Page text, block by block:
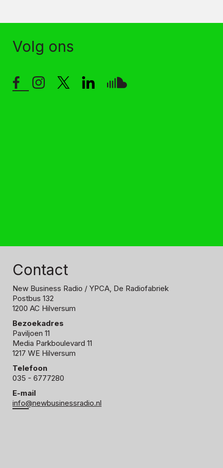
Volg ons
Contact
New Business Radio / YPCA, De Radiofabriek
Postbus 132
1200 AC Hilversum
Bezoekadres
Paviljoen 11
Media Parkboulevard 11
1217 WE Hilversum
Telefoon
035 - 6777280
E-mail
info@newbusinessradio.nl